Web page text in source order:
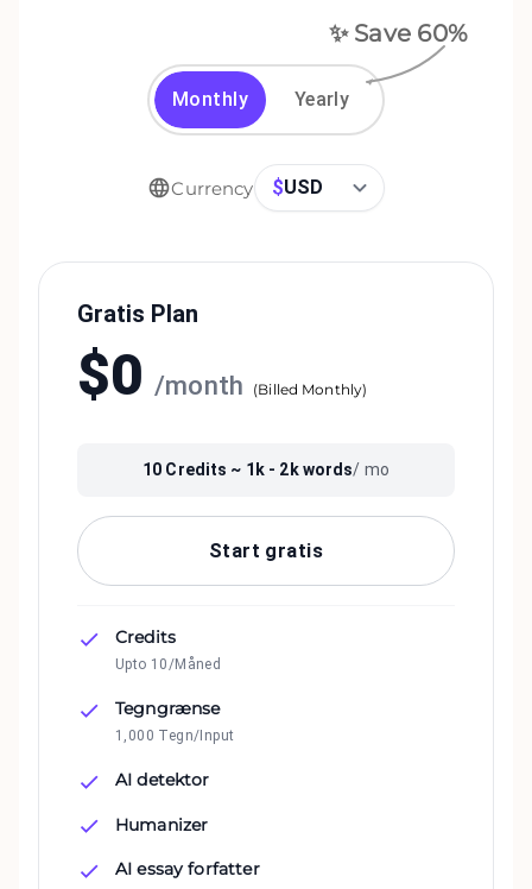
✨ Save 60%
Monthly Yearly
Currency $USD
Gratis Plan
$0 /month (Billed Monthly)
10 Credits ~ 1k - 2kwords/ mo
Start gratis
Credits
Upto 10/Måned
Tegngrænse
1,000 Tegn/Input
AI detektor
Humanizer
AI essay forfatter